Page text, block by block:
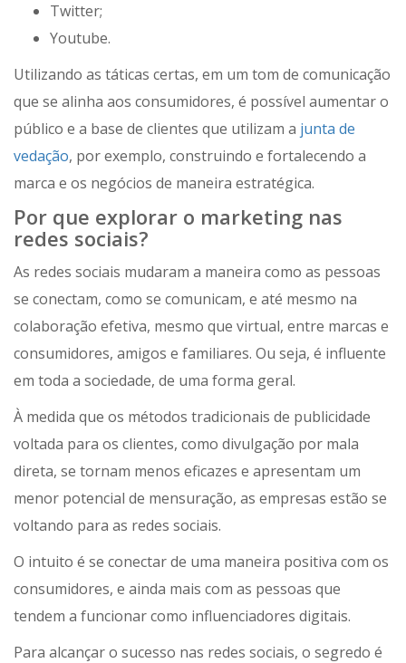
Twitter;
Youtube.
Utilizando as táticas certas, em um tom de comunicação
que se alinha aos consumidores, é possível aumentar o
público e a base de clientes que utilizam a junta de
vedação, por exemplo, construindo e fortalecendo a
marca e os negócios de maneira estratégica.
Por que explorar o marketing nas
redes sociais?
As redes sociais mudaram a maneira como as pessoas
se conectam, como se comunicam, e até mesmo na
colaboração efetiva, mesmo que virtual, entre marcas e
consumidores, amigos e familiares. Ou seja, é influente
em toda a sociedade, de uma forma geral.
À medida que os métodos tradicionais de publicidade
voltada para os clientes, como divulgação por mala
direta, se tornam menos eficazes e apresentam um
menor potencial de mensuração, as empresas estão se
voltando para as redes sociais.
O intuito é se conectar de uma maneira positiva com os
consumidores, e ainda mais com as pessoas que
tendem a funcionar como influenciadores digitais.
Para alcançar o sucesso nas redes sociais, o segredo é